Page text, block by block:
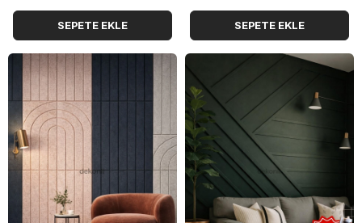
SEPETE EKLE SEPETE EKLE